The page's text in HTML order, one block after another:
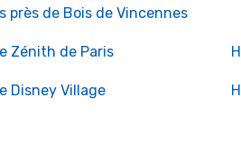
près de Bois de Vincennes
Zénith de Paris
Disney Village